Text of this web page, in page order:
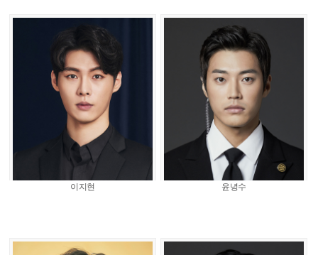
이지현 윤녕수